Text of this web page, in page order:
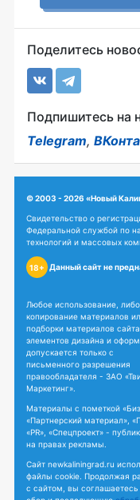
Поделитесь
Подпишитесь на
Telegram,
© 2003 - 2026 «Новый
Свидетельство о
Федеральной службой по
технологий и массовых
18+ Данный сайт не
Любое использование, либо
копирование материалов
подборки материалов сайта,
элементов дизайна и
допускается только с
письменного разрешения
правообладателя - ЗАО
Маркетинг».
Материалы с пометкой
«Партнерский материал»,
«PR», «Спецпроект» -
на правах рекламы.
Сайт newkaliningrad.ru
файлы cookie. Продолжая
с сайтом, вы соглашаетесь